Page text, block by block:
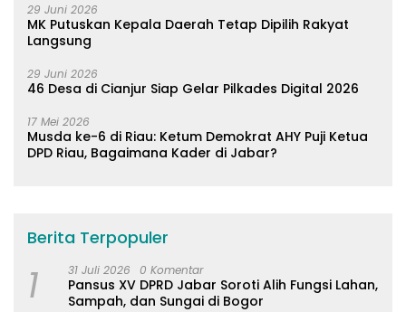
29 Juni 2026
MK Putuskan Kepala Daerah Tetap Dipilih Rakyat
Langsung
29 Juni 2026
46 Desa di Cianjur Siap Gelar Pilkades Digital 2026
17 Mei 2026
Musda ke-6 di Riau: Ketum Demokrat AHY Puji Ketua
DPD Riau, Bagaimana Kader di Jabar?
Berita Terpopuler
1 31 Juli 2026 0 Komentar
Pansus XV DPRD Jabar Soroti Alih Fungsi Lahan,
Sampah, dan Sungai di Bogor